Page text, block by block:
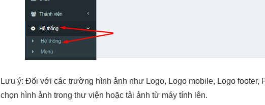
Lưu ý: Đối với các trường hình ảnh như Logo, Logo mobile, Logo footer,
chọn hình ảnh trong thư viện hoặc tải ảnh từ máy tính lên.